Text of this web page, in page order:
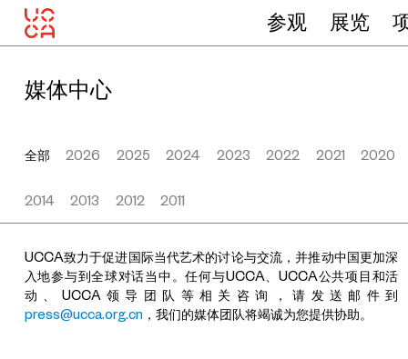
参观 展览
媒体中心
全部 2026 2025 2024 2023 2022 2021 2020
2014 2013 2012 2011
UCCA致力于促进国际当代艺术的讨论与交流，并推动中国更加深
入地参与到全球对话当中。任何与UCCA、UCCA公共项目和活
动、UCCA领导团队等相关咨询，请发送邮件到
press@ucca.org.cn，我们的媒体团队将竭诚为您提供协助。